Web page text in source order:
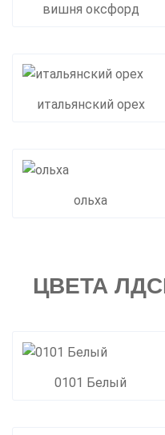
вишня оксфорд
итальянский орех
ольха
ЦВЕТА
0101 Белый